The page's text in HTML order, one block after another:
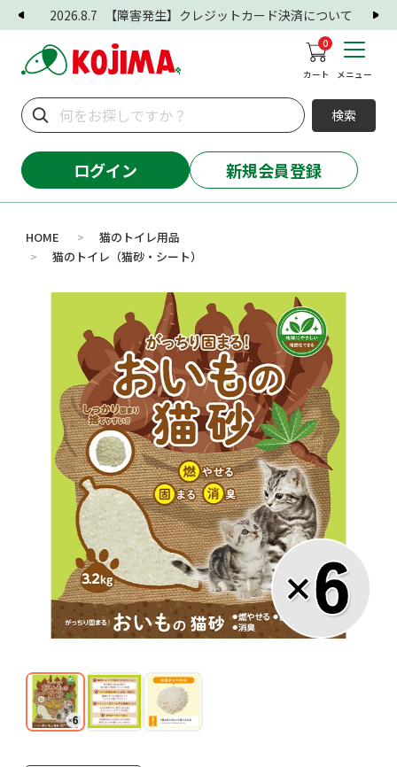
2026.8.7 【障害発生】クレジットカード決済について
0
カート メニュー
検索
ログイン 新規会員登録
HOME > 猫のトイレ用品
> 猫のトイレ（猫砂・シート）